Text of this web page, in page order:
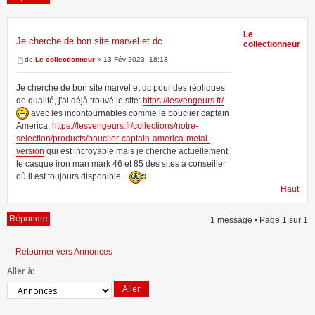
Je cherche de bon site marvel et dc
de Le collectionneur » 13 Fév 2023, 18:13
Je cherche de bon site marvel et dc pour des répliques
de qualité, j'ai déjà trouvé le site: https://lesvengeurs.fr/
avec les incontournables comme le bouclier captain
America: https://lesvengeurs.fr/collections/notre-
selection/products/bouclier-captain-america-metal-
version qui est incroyable mais je cherche actuellement
le casque iron man mark 46 et 85 des sites à conseiller
où il est toujours disponible...
Le
collectionneur
Haut
Répondre 1 message • Page 1 sur 1
Retourner vers Annonces
Aller à: